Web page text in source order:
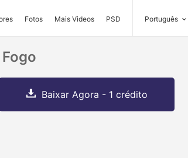
Fotos Mais Videos PSD Português
Baixar Agora - 1 crédito